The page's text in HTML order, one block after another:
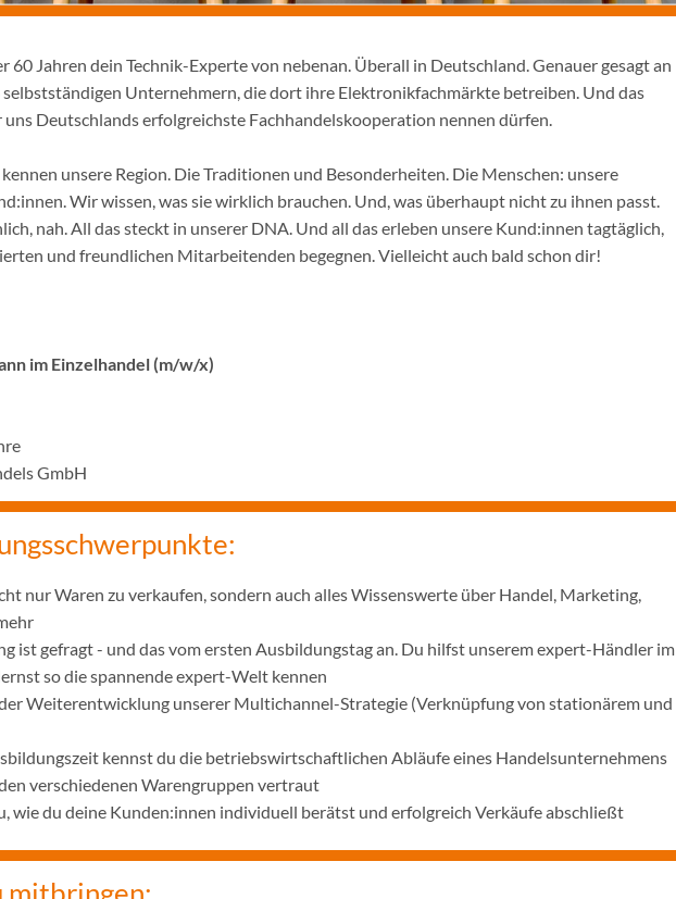
60 Jahren dein Technik-Experte von nebenan. Überall in Deutschland. Genauer gesagt an
Unternehmern, die dort ihre Elektronikfachmärkte betreiben. Und das
Deutschlands erfolgreichste Fachhandelskooperation nennen dürfen.
unsere Region. Die Traditionen und Besonderheiten. Die Menschen: unsere
Wir wissen, was sie wirklich brauchen. Und, was überhaupt nicht zu ihnen passt.
nah. All das steckt in unserer DNA. Und all das erleben unsere Kund:innen tagtäglich,
und freundlichen Mitarbeitenden begegnen. Vielleicht auch bald schon dir!
im Einzelhandel (m/w/x)
GmbH
nur Waren zu verkaufen, sondern auch alles Wissenswerte über Handel, Marketing,
ist gefragt - und das vom ersten Ausbildungstag an. Du hilfst unserem expert-Händler im
so die spannende expert-Welt kennen
Weiterentwicklung unserer Multichannel-Strategie (Verknüpfung von stationärem und
kennst du die betriebswirtschaftlichen Abläufe eines Handelsunternehmens
verschiedenen Warengruppen vertraut
wie du deine Kunden:innen individuell berätst und erfolgreich Verkäufe abschließt